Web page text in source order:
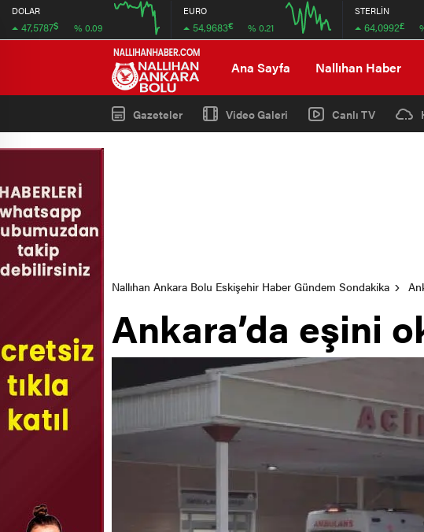
DOLAR
47,5787$ % 0.09
12:00 16:00
EURO
54,9683€ % 0.21
STERLİN
64,0992£
Ana Sayfa Nallıhan Haber
Gazeteler Video Galeri Canlı TV
Nallıhan Ankara Bolu Eskişehir Haber Gündem Sondakika
Ankara’da eşini